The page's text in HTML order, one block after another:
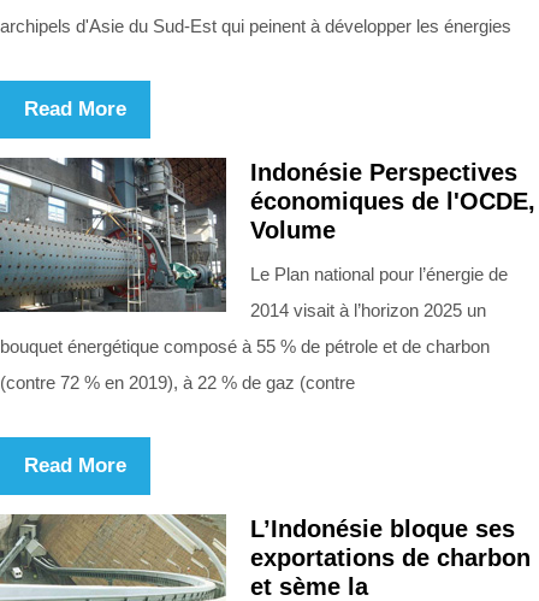
archipels d'Asie du Sud-Est qui peinent à développer les énergies
Read More
Indonésie Perspectives
économiques de l'OCDE,
Volume
Le Plan national pour l’énergie de
2014 visait à l’horizon 2025 un
bouquet énergétique composé à 55 % de pétrole et de charbon
(contre 72 % en 2019), à 22 % de gaz (contre
Read More
L’Indonésie bloque ses
exportations de charbon
et sème la